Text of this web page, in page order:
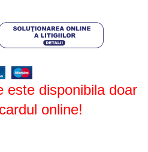
este disponibila doar
online!